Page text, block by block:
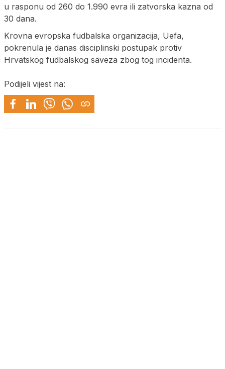
u rasponu od 260 do 1.990 evra ili zatvorska kazna od
30 dana.
Krovna evropska fudbalska organizacija, Uefa,
pokrenula je danas disciplinski postupak protiv
Hrvatskog fudbalskog saveza zbog tog incidenta.
Podijeli vijest na: